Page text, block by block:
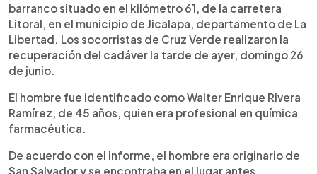
barranco situado en el kilómetro 61, de la carretera
Litoral, en el municipio de Jicalapa, departamento de La
Libertad. Los socorristas de Cruz Verde realizaron la
recuperación del cadáver la tarde de ayer, domingo 26
de junio.
El hombre fue identificado como Walter Enrique Rivera
Ramírez, de 45 años, quien era profesional en química
farmacéutica.
De acuerdo con el informe, el hombre era originario de
San Salvador y se encontraba en el lugar antes